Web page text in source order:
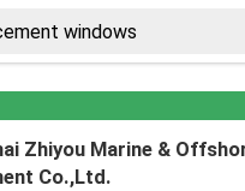
Zhiyou Marine &
Co.,Ltd.